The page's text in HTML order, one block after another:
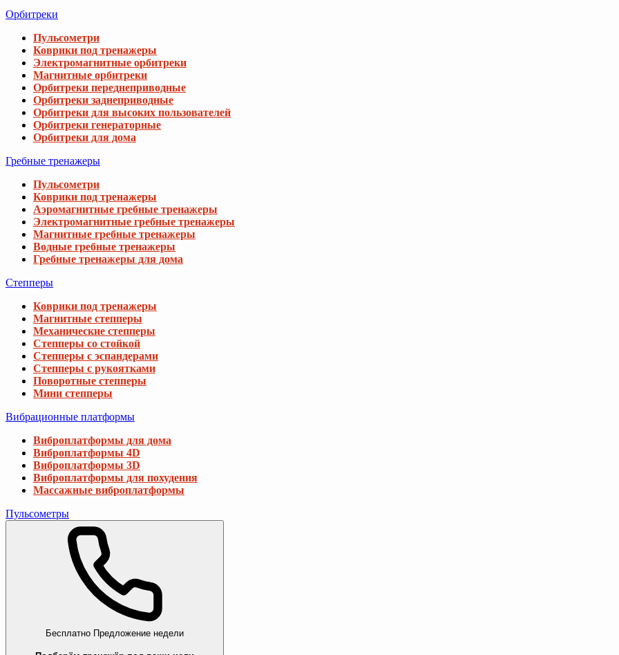
Орбитреки генераторные
Гребные тренажеры
Пульсометри
Коврики под тренажеры
Аэромагнитные гребные тренажеры
Электромагнитные гребные тренажеры
Магнитные гребные тренажеры
Водные гребные тренажеры
Коврики под тренажеры
Магнитные степперы
Механические степперы
Степперы со стойкой
Степперы с эспандерами
Степперы с рукоятками
Мини степперы
Вибрационные платформы
Виброплатформы для дома
Виброплатформы 4D
Виброплатформы 3D
Виброплатформы для похудения
Массажные виброплатформы
Бесплатно Предложение недели
Подберём тренажёр под ваши цели
0 800 330 295
Извините, этот товар отсутствует на складе
Мы подобрали для вас похожие товары
Велотренажер Besport BS-1560 XRAY магнитный черно-желтый
10 677 грн
12 888 грн
Велотренажер Hop-Sport HS-090H Apollo'21 серебристый iConsole+
31 988 грн36 540 грн
Мини велотренажер Gymtek XMB100 складной + коврик
2 488 грн